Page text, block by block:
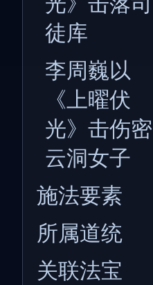
徒库
李周巍以
《上曜伏
光》击伤密
云洞女子
施法要素
所属道统
关联法宝